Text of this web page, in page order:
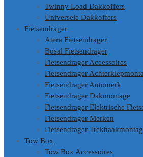
Twinny Load Dakkoffers
Universele Dakkoffers
Fietsendrager
Atera Fietsendrager
Bosal Fietsendrager
Fietsendrager Accessoires
Fietsendrager
Fietsendrager Automerk
Fietsendrager Dakmontage
Fietsendrager Elektrische
Fietsendrager Merken
Fietsendrager
Tow Box
Tow Box Accessoires